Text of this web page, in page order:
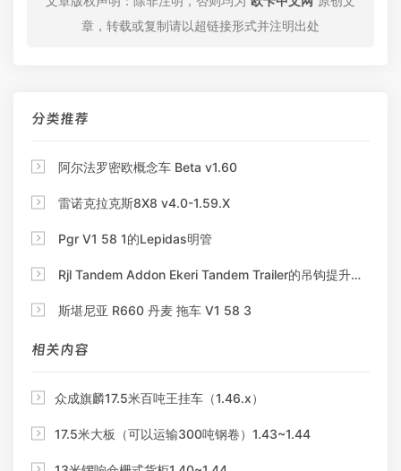
章，转载或复制请以超链接形式并注明出处
分类推荐
 阿尔法罗密欧概念车 Beta v1.60
 雷诺克拉克斯8X8 v4.0-1.59.X
 Pgr V1 58 1的Lepidas明管
 Rjl Tandem Addon Ekeri Tandem Trailer的吊钩提升附加装置
 斯堪尼亚 R660 丹麦 拖车 V1 58 3
相关内容
 众成旗麟17.5米百吨王挂车（1.46.x）
 17.5米大板（可以运输300吨钢卷）1.43~1.44